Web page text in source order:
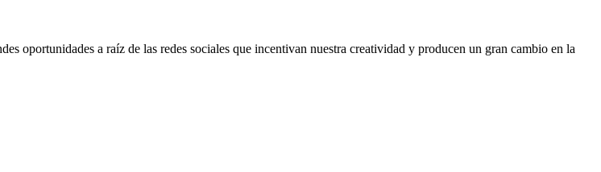
oportunidades a raíz de las redes sociales que incentivan nuestra creatividad y producen un gran cambio en la